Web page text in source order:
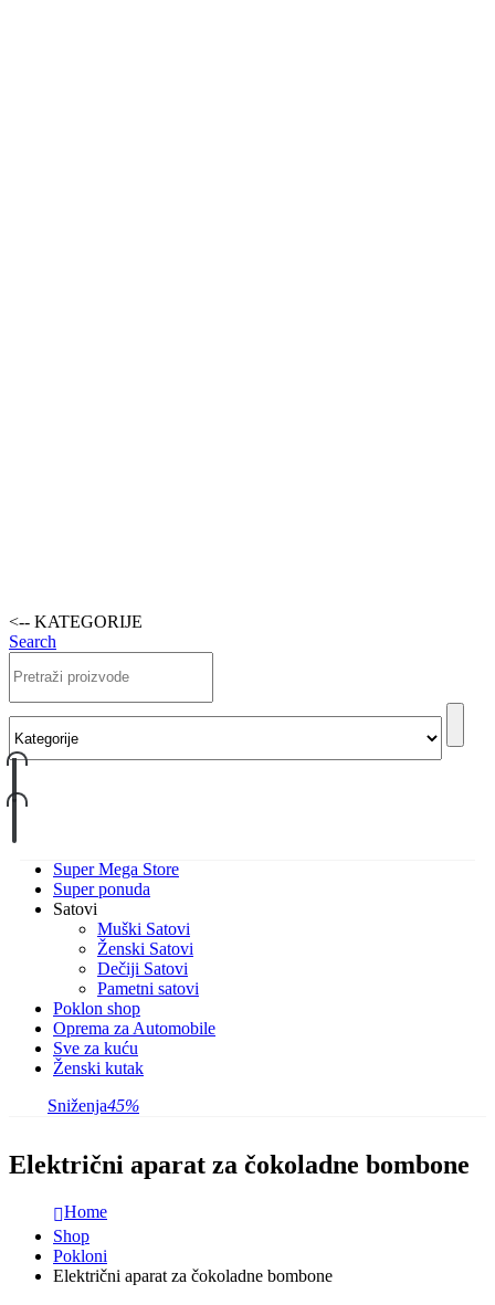
<-- KATEGORIJE
Search
Super Mega Store
Super ponuda
Satovi
Muški Satovi
Ženski Satovi
Dečiji Satovi
Pametni satovi
Poklon shop
Oprema za Automobile
Sve za kuću
Ženski kutak
Sniženja45%
Električni aparat za čokoladne bombone
Home
Shop
Pokloni
Električni aparat za čokoladne bombone